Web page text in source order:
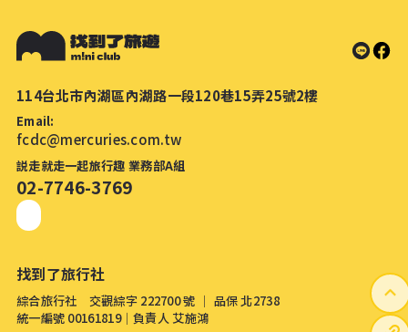
114台北市內湖區內湖路一段120巷15弄25號2樓
Email:
fcdc@mercuries.com.tw
説走就走一起旅行趣 業務部A組
02-7746-3769
找到了旅行社
綜合旅行社 交觀綜字 222700 號 │ 品保 北2738
統一編號 00161819│負責人 艾施鴻